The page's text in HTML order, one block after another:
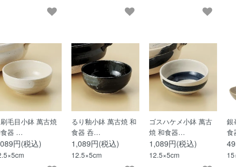
毛目小鉢 萬古焼
器 …
円(税込)
るり釉小鉢 萬古焼 和
食器 呑…
1,089円(税込)
12.5×5cm
ゴスハケメ小鉢 萬古
焼 和食器…
1,089円(税込)
12.5×5cm
銀